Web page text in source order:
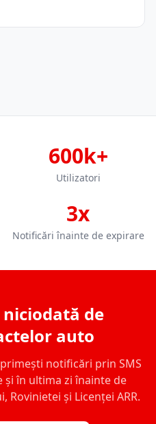
600k+
Utilizatori
3x
Notificări înainte de expirare
de
auto
notificări prin SMS
și în ultima zi înainte de
Rovinietei și Licenței ARR.